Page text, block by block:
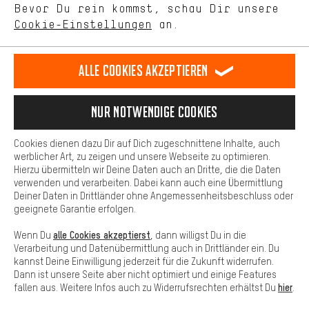
Deutsch
DE english
EN español
ES français
FR
VERTRAG WIDERRUFEN Aachener Community Affiliateprogramm
Datenschutz Allgemeine Geschäftsbedingungen
Hinweisgebersystem Hinweise zur Batterieentsorgung
Cookie-Einstellungen Kontrast ändern
Alle Preise verstehen sich in Euro und exkl. MwSt zuzüglich
Versandkostenfür Lieferung nachUSA.
Bevor Du rein kommst, schau Dir unsere
Cookie-Einstellungen an.
unseres Shop-Angebots.
Dein Shopping-Erlebnis wird komfortabler. Mit Komfort-Cookies
stellen wir Verknüpfungen zu Social Media Plattformen her. So
können wir dir weitere nützliche Inhalte und Informationen zur
Verfügung stellen. Zudem hast du die Möglichkeit zusätzliche
Services zu nutzen, die es dir erleichtern die richtigen Produkte zu
finden. Beispielsweise bieten wir eine Chat-Funktion an, damit
Fragen schnell und unkompliziert beantwortet werden können.
Basis
Basis-Cookies gewährleisten, dass Du unsere Webseite
grundsätzlich nutzen kannst.
Alle Cookies akzeptieren
Nur Notwendige Cookies
Cookies dienen dazu Dir auf Dich zugeschnittene Inhalte, auch
werblicher Art, zu zeigen und unsere Webseite zu optimieren.
Hierzu übermitteln wir Deine Daten auch an Dritte, die die Daten
verwenden und verarbeiten. Dabei kann auch eine Übermittlung
Deiner Daten in Drittländer ohne Angemessenheitsbeschluss oder
geeignete Garantie erfolgen.
Wenn Du alle Cookies akzeptierst , dann willigst Du in die
Verarbeitung und Datenübermittlung auch in Drittländer ein. Du
kannst Deine Einwilligung jederzeit für die Zukunft widerrufen.
Dann ist unsere Seite aber nicht optimiert und einige Features
fallen aus. Weitere Infos auch zu Widerrufsrechten erhältst Du hier